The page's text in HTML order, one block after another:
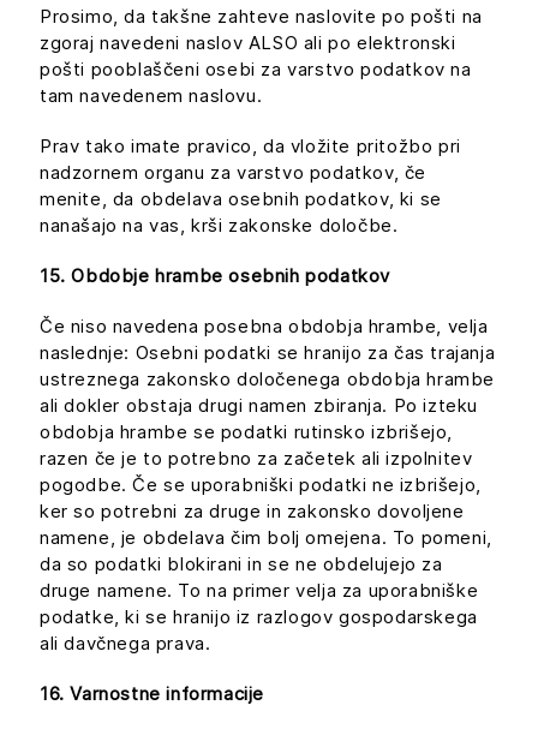
Prosimo, da takšne zahteve naslovite po pošti na
zgoraj navedeni naslov ALSO ali po elektronski
pošti pooblaščeni osebi za varstvo podatkov na
tam navedenem naslovu.
Prav tako imate pravico, da vložite pritožbo pri
nadzornem organu za varstvo podatkov, če
menite, da obdelava osebnih podatkov, ki se
nanašajo na vas, krši zakonske določbe.
15. Obdobje hrambe osebnih podatkov
Če niso navedena posebna obdobja hrambe, velja
naslednje: Osebni podatki se hranijo za čas trajanja
ustreznega zakonsko določenega obdobja hrambe
ali dokler obstaja drugi namen zbiranja. Po izteku
obdobja hrambe se podatki rutinsko izbrišejo,
razen če je to potrebno za začetek ali izpolnitev
pogodbe. Če se uporabniški podatki ne izbrišejo,
ker so potrebni za druge in zakonsko dovoljene
namene, je obdelava čim bolj omejena. To pomeni,
da so podatki blokirani in se ne obdelujejo za
druge namene. To na primer velja za uporabniške
podatke, ki se hranijo iz razlogov gospodarskega
ali davčnega prava.
16. Varnostne informacije